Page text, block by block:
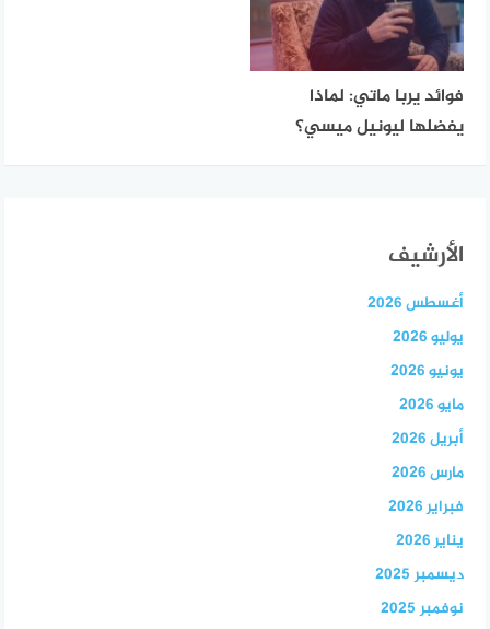
فوائد يربا ماتي: لماذا
يفضلها ليونيل ميسي؟
الأرشيف
أغسطس 2026
يوليو 2026
يونيو 2026
مايو 2026
أبريل 2026
مارس 2026
فبراير 2026
يناير 2026
ديسمبر 2025
نوفمبر 2025